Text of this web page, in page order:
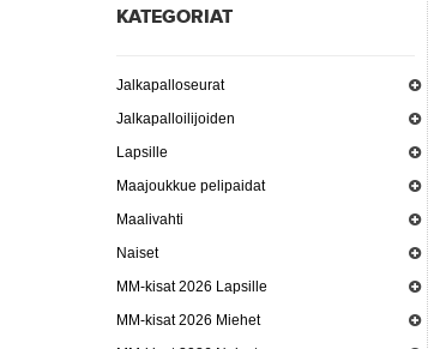
KATEGORIAT
Jalkapalloseurat
Jalkapalloilijoiden
Lapsille
Maajoukkue pelipaidat
Maalivahti
Naiset
MM-kisat 2026 Lapsille
MM-kisat 2026 Miehet